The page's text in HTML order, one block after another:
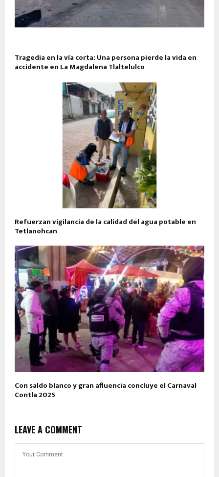
Tragedia en la vía corta: Una persona pierde la vida en
accidente en La Magdalena Tlaltelulco
Refuerzan vigilancia de la calidad del agua potable en
Tetlanohcan
Con saldo blanco y gran afluencia concluye el Carnaval
Contla 2025
LEAVE A COMMENT